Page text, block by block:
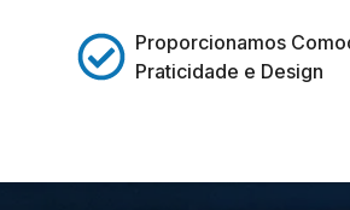
Proporcionamos
Praticidade e Design